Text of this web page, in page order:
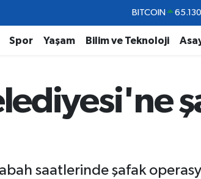
DOLAR
EURO
BİST100
Spor Yaşam Bilim ve Teknoloji
saatlerinde şafak